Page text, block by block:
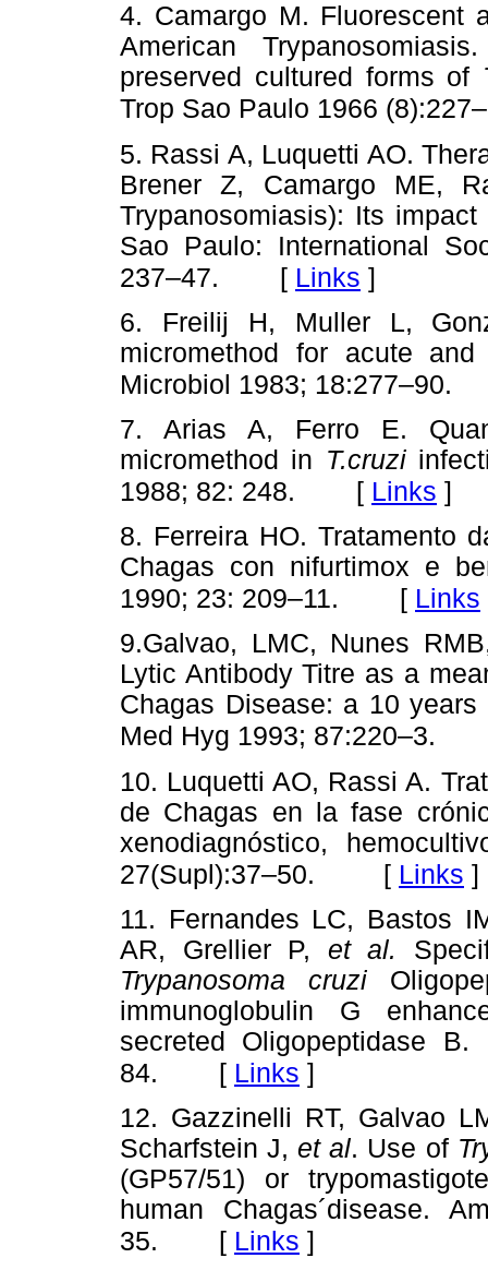
4. Camargo M. Fluorescent
American
preserved cultured forms of
Trop Sao Paulo 1966
5. Rassi A, Luquetti AO.
Brener Z, Camargo ME,
Trypanosomiasis): Its
Sao Paulo: International
237–47. [ Links ]
6. Freilij H, Muller L,
micromethod for acute
Microbiol 1983; 18:277–90.
7. Arias A, Ferro E.
micromethod in T.cruzi
1988; 82: 248. [ Links ]
8. Ferreira HO. Tratamento
Chagas con nifurtimox e
1990; 23: 209–11. [ Links
9.Galvao, LMC, Nunes
Lytic Antibody Titre as a
Chagas Disease: a 10
Med Hyg 1993; 87:220–3.
10. Luquetti AO, Rassi A.
de Chagas en la fase
xenodiagnóstico,
27(Supl):37–50.
[ Links ]
11. Fernandes LC, Bastos
AR, Grellier P, et al.
Trypanosoma cruzi
immunoglobulin G
secreted Oligopeptidase B.
84. [ Links ]
12. Gazzinelli RT, Galvao
Scharfstein J,et al. Use of
(GP57/51) or
human Chagas´disease.
35. [ Links ]